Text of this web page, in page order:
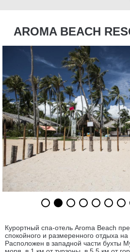
AROMA BEACH
Курортный спа-отель Aroma Beach
спокойного и размеренного отдыха на
Расположен в западной части бухты